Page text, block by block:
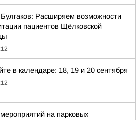
Расширяем возможности
пациентов Щёлковской
в календаре: 18, 19 и 20 сентября
на парковых